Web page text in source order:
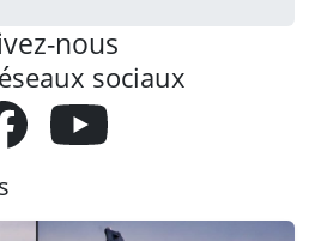
nous
sociaux